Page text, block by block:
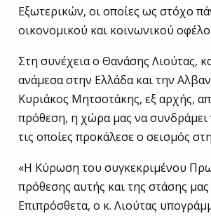
Εξωτερικών, οι οποίες ως στόχο
οικονομικού και κοινωνικού
Στη συνέχεια ο Θανάσης Λιούτας,
ανάμεσα στην Ελλάδα και την
Κυριάκος Μητσοτάκης, εξ αρχής,
πρόθεση, η χώρα μας να συνδράμει
τις οποίες προκάλεσε ο σεισμός
«Η Κύρωση του συγκεκριμένου
πρόθεσης αυτής και της στάσης
Επιπρόσθετα, ο κ. Λιούτας